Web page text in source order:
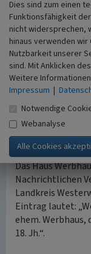
Gassen der Stadt
„Kurze
Renovierung des
das Gebäude als
hin gelegener
Montabaurer
das Anwesen,
Gebäude
den oberen
und eine Weinbar
Das Haus
Nachrichtlichen
Landkreis
Eintrag lautet:
ehem. Werbhaus,
18. Jh.“.
Dies sind zum einen
Funktionsfähigkeit
nicht widersprechen,
hinaus verwenden
Nutzbarkeit unserer
sind. Mit Anklicken
Weitere
Impressum |
Notwendige
Webanalyse